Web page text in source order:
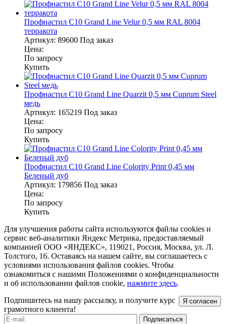
Профнастил С10 Grand Line Velur 0,5 мм RAL 8004
терракота
Артикул: 89600 Под заказ
Цена:
По запросу
Купить
Профнастил С10 Grand Line Quarzit 0,5 мм Cuprum Steel
медь
Артикул: 165219 Под заказ
Цена:
По запросу
Купить
Профнастил С10 Grand Line Colority Print 0,45 мм
Беленый дуб
Артикул: 179856 Под заказ
Цена:
По запросу
Купить
Для улучшения работы сайта используются файлы cookies и
сервис веб-аналитики Яндекс Метрика, предоставляемый
компанией ООО «ЯНДЕКС», 119021, Россия, Москва, ул. Л.
Толстого, 16. Оставаясь на нашем сайте, вы соглашаетесь с
условиями использования файлов cookies. Чтобы
ознакомиться с нашими Положениями о конфиденциальности
и об использовании файлов cookie, нажмите здесь.
Я согласен
Подпишитесь на нашу рассылку, и получите курс
грамотного клиента!